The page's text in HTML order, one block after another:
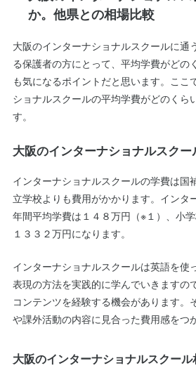
か。他県との相場比較
大阪のインターナショナルスクールに通
る保護者の方にとって、平均学費がどの
も気になるポイントだと思います。ここ
ショナルスクールの平均学費がどのくら
す。
大阪のインターナショナルスク
インターナショナルスクールの学費は国
立学校よりも費用がかかります。インタ
年間平均学費は１４８万円（※１）、小
１３３２万円になります。
インターナショナルスクールは英語を使
表現の方法を実践的に学んでいきますの
コンテンツを経験する機会があります。
や課外活動の内容に見合った費用感をつ
大阪のインターナショナルスクール